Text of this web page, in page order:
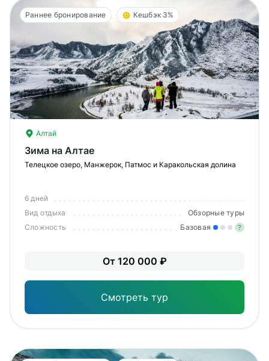
Раннее бронирование Кешбэк 3%
Алтай
Зима на Алтае
Телецкое озеро, Манжерок, Патмос и Каракольская долина
6 дней
Вид отдыха
Обзорные туры
Сложность
Базовая ?
От 120 000 ₽
Смотреть тур
MODAL-ARRIVALS